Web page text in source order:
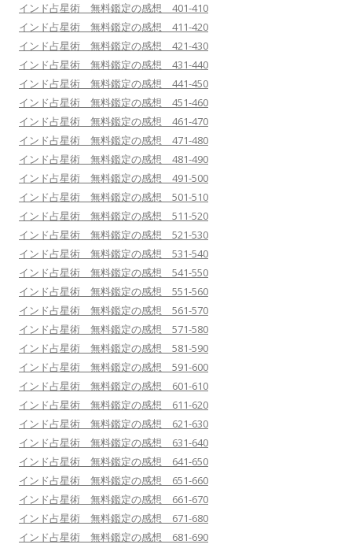
インド占星術 無料鑑定の感想 401-410
インド占星術 無料鑑定の感想 411-420
インド占星術 無料鑑定の感想 421-430
インド占星術 無料鑑定の感想 431-440
インド占星術 無料鑑定の感想 441-450
インド占星術 無料鑑定の感想 451-460
インド占星術 無料鑑定の感想 461-470
インド占星術 無料鑑定の感想 471-480
インド占星術 無料鑑定の感想 481-490
インド占星術 無料鑑定の感想 491-500
インド占星術 無料鑑定の感想 501-510
インド占星術 無料鑑定の感想 511-520
インド占星術 無料鑑定の感想 521-530
インド占星術 無料鑑定の感想 531-540
インド占星術 無料鑑定の感想 541-550
インド占星術 無料鑑定の感想 551-560
インド占星術 無料鑑定の感想 561-570
インド占星術 無料鑑定の感想 571-580
インド占星術 無料鑑定の感想 581-590
インド占星術 無料鑑定の感想 591-600
インド占星術 無料鑑定の感想 601-610
インド占星術 無料鑑定の感想 611-620
インド占星術 無料鑑定の感想 621-630
インド占星術 無料鑑定の感想 631-640
インド占星術 無料鑑定の感想 641-650
インド占星術 無料鑑定の感想 651-660
インド占星術 無料鑑定の感想 661-670
インド占星術 無料鑑定の感想 671-680
インド占星術 無料鑑定の感想 681-690